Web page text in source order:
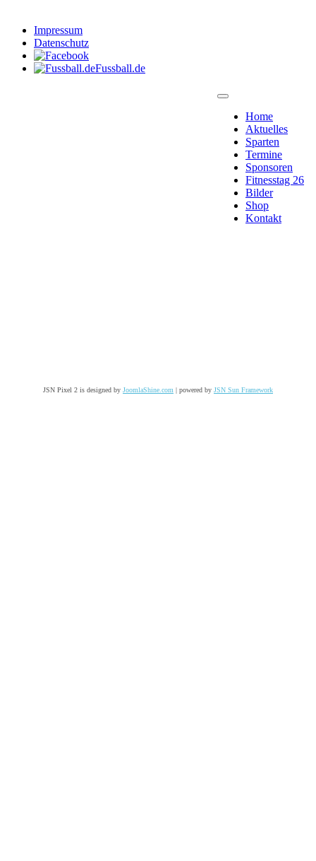
Impressum
Datenschutz
Fussball.de
Home
Aktuelles
Sparten
Termine
Sponsoren
Fitnesstag 26
Bilder
Shop
Kontakt
JSN Pixel 2 is designed by JoomlaShine.com | powered by JSN Sun Framework